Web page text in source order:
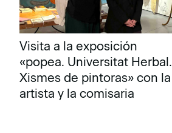
Visita a la exposición
«popea. Universitat Herbal.
Xismes de pintoras» con la
artista y la comisaria